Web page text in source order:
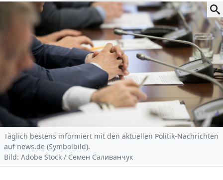
Täglich bestens informiert mit den aktuellen Politik-Nachrichten
auf news.de (Symbolbild).
Bild: Adobe Stock / Семен Саливанчук